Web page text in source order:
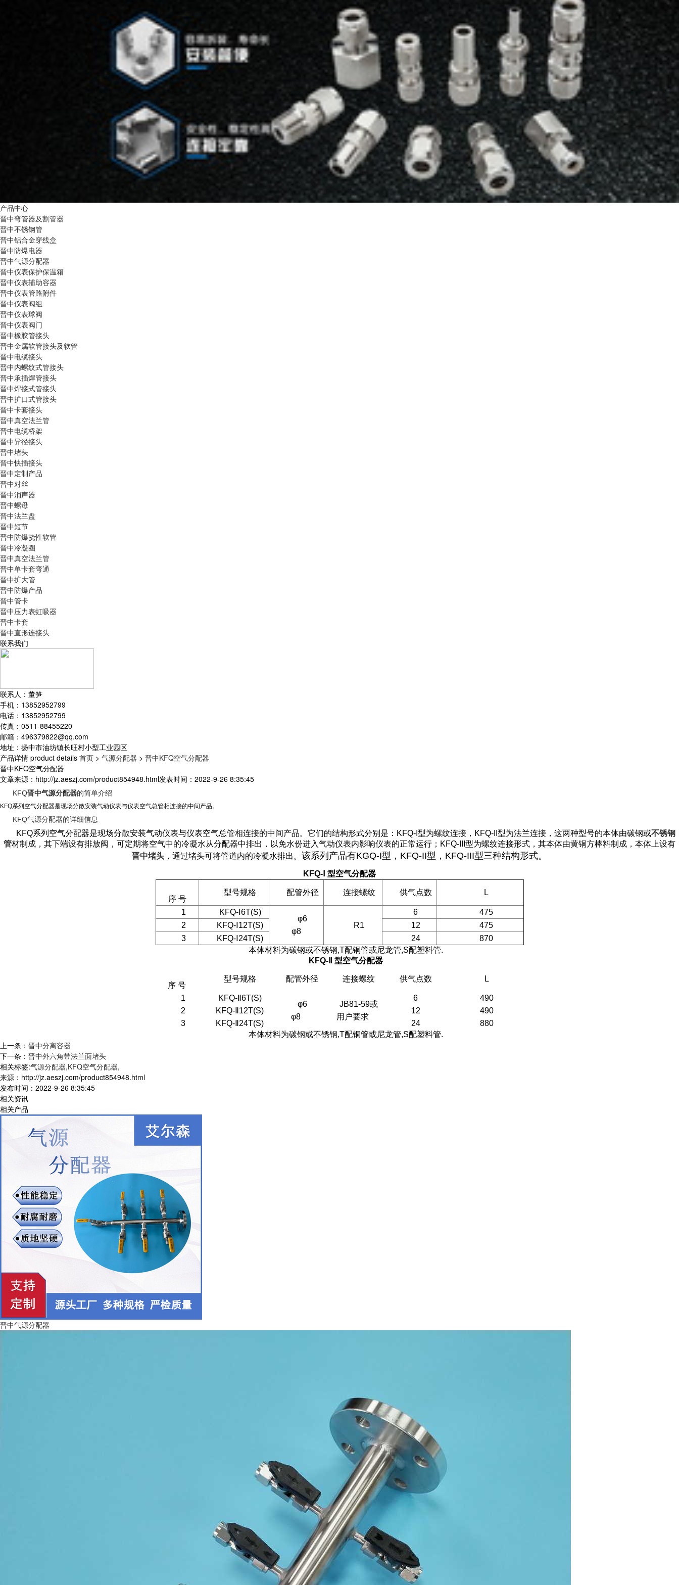
产品中心
晋中弯管器及割管器
晋中不锈钢管
晋中铝合金穿线盒
晋中防爆电器
晋中气源分配器
晋中仪表保护保温箱
晋中仪表辅助容器
晋中仪表管路附件
晋中仪表阀组
晋中仪表球阀
晋中仪表阀门
晋中橡胶管接头
晋中金属软管接头及软管
晋中电缆接头
晋中内螺纹式管接头
晋中承插焊管接头
晋中焊接式管接头
晋中扩口式管接头
晋中卡套接头
晋中真空法兰管
晋中电缆桥架
晋中异径接头
晋中堵头
晋中快插接头
晋中定制产品
晋中对丝
晋中消声器
晋中螺母
晋中法兰盘
晋中短节
晋中防爆挠性软管
晋中冷凝圈
晋中真空法兰管
晋中单卡套弯通
晋中扩大管
晋中防爆产品
晋中管卡
晋中压力表虹吸器
晋中卡套
晋中直形连接头
联系我们
联系人：董笋
手机：13852952799
电话：13852952799
传真：0511-88455220
邮箱：496379822@qq.com
地址：扬中市油坊镇长旺村小型工业园区
产品详情 product details 首页 > 气源分配器 > 晋中KFQ空气分配器
晋中KFQ空气分配器
文章来源：http://jz.aeszj.com/product854948.html发表时间：2022-9-26 8:35:45
KFQ晋中气源分配器的简单介绍
KFQ系列空气分配器是现场分散安装气动仪表与仪表空气总管相连接的中间产品。
KFQ气源分配器的详细信息
KFQ系列空气分配器是现场分散安装气动仪表与仪表空气总管相连接的中间产品。它们的结构形式分别是：KFQ-I型为螺纹连接，KFQ-II型为法兰连接，这两种型号的本体由碳钢或不锈钢
管材制成，其下端设有排放阀，可定期将空气中的冷凝水从分配器中排出，以免水份进入气动仪表内影响仪表的正常运行；KFQ-III型为螺纹连接形式，其本体由黄铜方棒料制成，本体上设有
晋中堵头 ，通过堵头可将管道内的冷凝水排出。 该系列产品有KGQ-I型，KFQ-II型，KFQ-III型三种结构形式。
KFQ- 型空气分配器
序 号
型号规格 配管外径 连接螺纹 供气点数 L
1 KFQ-Ⅰ6T(S)
φ6
φ8
R1
6
475
2
KFQ-Ⅰ12T(S) 12
475
3
KFQ-Ⅰ24T(S) 24
870
本体材料为碳钢或不锈钢,T配铜管或尼龙管,S配塑料管.
KFQ-
型空气分配器
序 号
型号规格 配管外径 连接螺纹 供气点数 L
1 KFQ-Ⅱ6T(S)
φ6
φ8
JB81-59或
用户要求
6
490
2
KFQ-Ⅱ12T(S) 12
490
3
KFQ-Ⅱ24T(S) 24
880
本体材料为碳钢或不锈钢,T配铜管或尼龙管,S配塑料管.
上一条： 晋中分离容器
下一条： 晋中外六角带法兰面堵头
相关标签:气源分配器,KFQ空气分配器,
来源：http://jz.aeszj.com/product854948.html
发布时间：2022-9-26 8:35:45
相关资讯
相关产品
晋中气源分配器